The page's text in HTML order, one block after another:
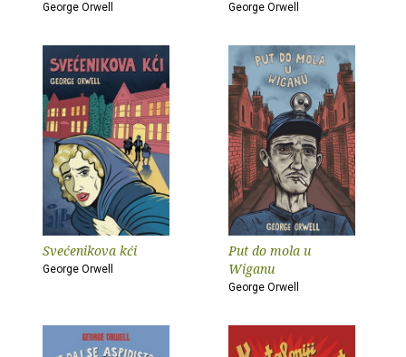
George Orwell George Orwell
Svećenikova kći
George Orwell
Put do mola u
Wiganu
George Orwell